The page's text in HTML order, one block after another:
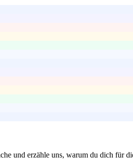
und erzähle uns, warum du dich für